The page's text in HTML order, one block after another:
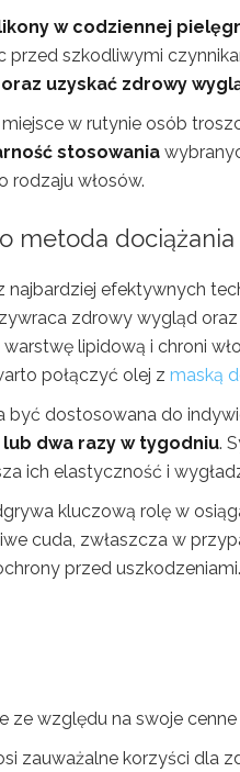
w codziennej
przed szkodliwymi
uzyskać zdrowy
w rutynie osób
stosowania
rodzaju włosów.
metoda dociążania
najbardziej efektywnych
zdrowy wygląd
lipidową i chroni
połączyć olej z maską
dostosowana do
lub dwa razy w tygodniu.
ich elastyczność i
kluczową rolę w
cuda, zwłaszcza w
przed
ze względu na swoje
zauważalne korzyści dla